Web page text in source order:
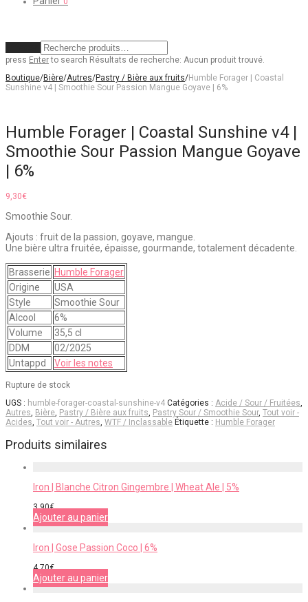
press Enterto search Résultats de recherche: Aucun produit trouvé.
Boutique/Bière/Autres/Pastry / Bière aux fruits/Humble Forager | Coastal
Sunshine v4 | Smoothie Sour Passion Mangue Goyave | 6%
Humble Forager | Coastal Sunshine v4 |
Smoothie Sour Passion Mangue Goyave
| 6%
9,30€
Smoothie Sour.
Ajouts : fruit de la passion, goyave, mangue.
Une bière ultra fruitée, épaisse, gourmande, totalement décadente.
Brasserie Humble Forager
Origine
USA
Style
Smoothie Sour
Alcool
6%
Volume
35,5 cl
DDM
02/2025
Untappd
Voir les notes
Rupture de stock
UGS : humble-forager-coastal-sunshine-v4 Catégories : Acide / Sour / Fruitées,
Autres, Bière, Pastry / Bière aux fruits, Pastry Sour / Smoothie Sour, Tout voir -
Acides, Tout voir - Autres, WTF / Inclassable Étiquette : Humble Forager
Produits similaires
Iron | Blanche Citron Gingembre | Wheat Ale | 5%
3,90€
Ajouter au panier
Iron | Gose Passion Coco | 6%
4,70€
Ajouter au panier